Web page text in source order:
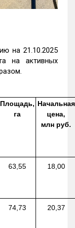
на 21.10.2025
на активных
Площадь,
га
Начальная
цена,
млн руб.
63,55 18,00
74,73 20,37